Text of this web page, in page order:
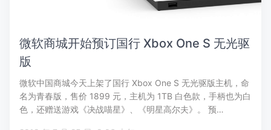
微软商城开始预订国行 Xbox One S 无光驱
版
微软中国商城今天上架了国行 Xbox One S 无光驱版主机，命
名为青春版，售价 1899 元，主机为 1TB 白色款，手柄也为白
色，还赠送游戏《决战喵星》、《明星高尔夫》。 预…